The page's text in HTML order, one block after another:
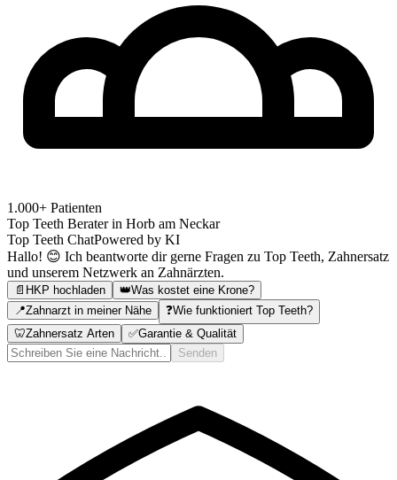
1.000+ Patienten
Top Teeth Berater in Horb am Neckar
Top Teeth ChatPowered by KI
Hallo! 😊 Ich beantworte dir gerne Fragen zu Top Teeth, Zahnersatz
und unserem Netzwerk an Zahnärzten.
📄 HKP hochladen 👑Was kostet eine Krone?
📍Zahnarzt in meiner Nähe ❓Wie funktioniert Top Teeth?
🦷Zahnersatz Arten ✅Garantie & Qualität
Senden